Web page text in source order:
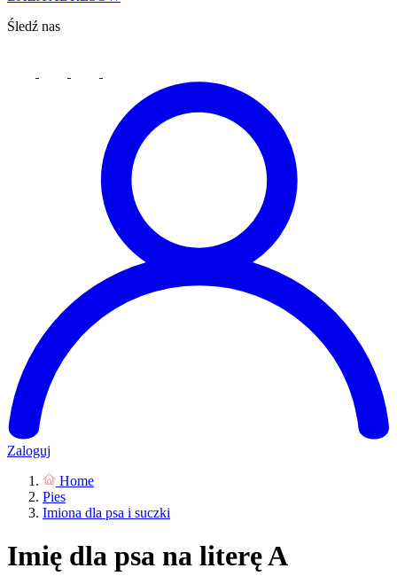
Śledź nas
Zaloguj
Home
Pies
Imiona dla psa i suczki
Imię dla psa na literę A